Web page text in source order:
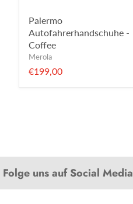
Palermo
Autofahrerhandschuhe -
Coffee
Merola
€199,00
Folge uns auf Social Media